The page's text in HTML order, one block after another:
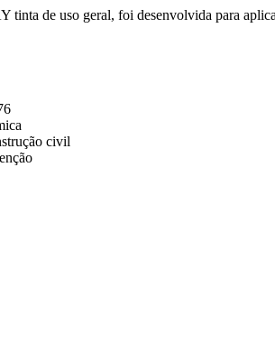
de uso geral, foi desenvolvida para
civil